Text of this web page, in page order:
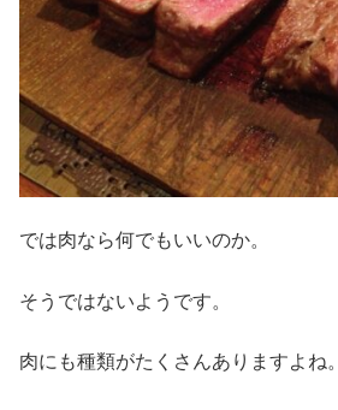
では肉なら何でもいいのか。
そうではないようです。
肉にも種類がたくさんありますよね。